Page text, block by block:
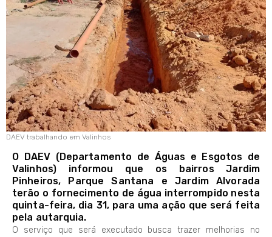
DAEV trabalhando em Valinhos
O DAEV (Departamento de Águas e Esgotos de
Valinhos) informou que os bairros Jardim
Pinheiros, Parque Santana e Jardim Alvorada
terão o fornecimento de água interrompido nesta
quinta-feira, dia 31, para uma ação que será feita
pela autarquia.
O serviço que será executado busca trazer melhorias no